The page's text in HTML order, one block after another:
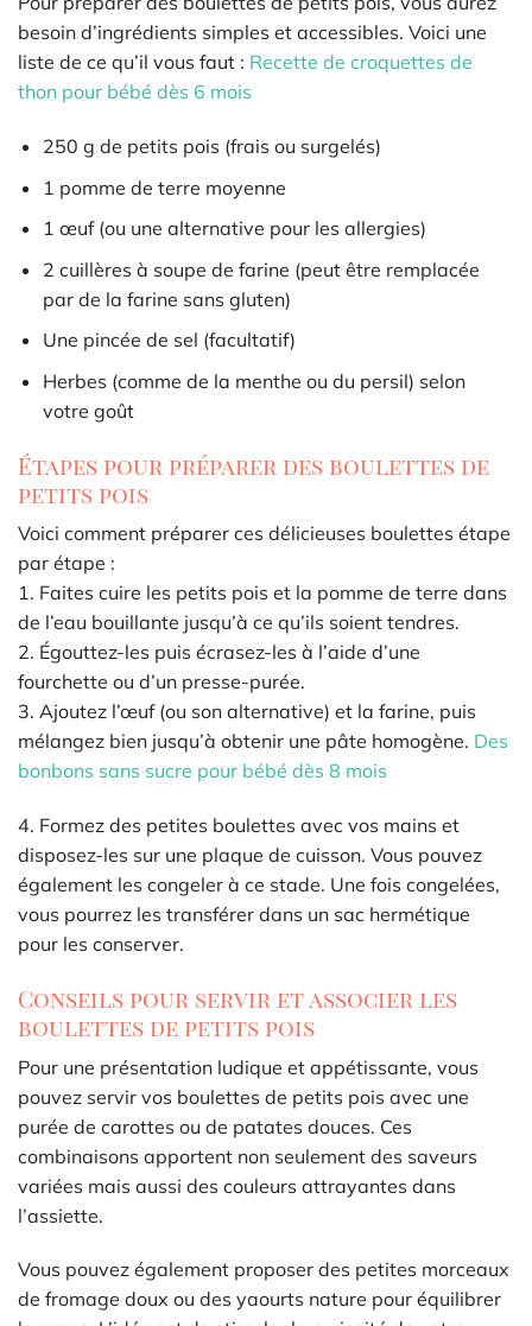
besoin d’ingrédients simples et accessibles. Voici une
liste de ce qu’il vous faut : Recette de croquettes de
thon pour bébé dès 6 mois
250 g de petits pois (frais ou surgelés)
1 pomme de terre moyenne
1 œuf (ou une alternative pour les allergies)
2 cuillères à soupe de farine (peut être remplacée
par de la farine sans gluten)
Une pincée de sel (facultatif)
Herbes (comme de la menthe ou du persil) selon
votre goût
Étapes pour préparer des boulettes de
petits pois
Voici comment préparer ces délicieuses boulettes étape
par étape :
1. Faites cuire les petits pois et la pomme de terre dans
de l’eau bouillante jusqu’à ce qu’ils soient tendres.
2. Égouttez-les puis écrasez-les à l’aide d’une
fourchette ou d’un presse-purée.
3. Ajoutez l’œuf (ou son alternative) et la farine, puis
mélangez bien jusqu’à obtenir une pâte homogène. Des
bonbons sans sucre pour bébé dès 8 mois
4. Formez des petites boulettes avec vos mains et
disposez-les sur une plaque de cuisson. Vous pouvez
également les congeler à ce stade. Une fois congelées,
vous pourrez les transférer dans un sac hermétique
pour les conserver.
Conseils pour servir et associer les
boulettes de petits pois
Pour une présentation ludique et appétissante, vous
pouvez servir vos boulettes de petits pois avec une
purée de carottes ou de patates douces. Ces
combinaisons apportent non seulement des saveurs
variées mais aussi des couleurs attrayantes dans
l’assiette.
Vous pouvez également proposer des petites morceaux
de fromage doux ou des yaourts nature pour équilibrer